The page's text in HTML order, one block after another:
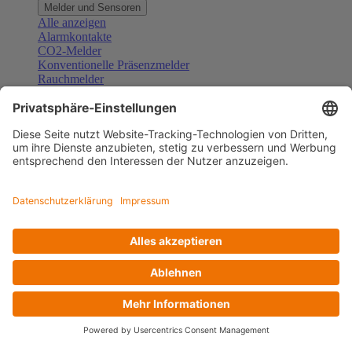
Melder und Sensoren
Alle anzeigen
Alarmkontakte
CO2-Melder
Konventionelle Präsenzmelder
Rauchmelder
Gefahrenmelder
Türsprechanlagen
Alle anzeigen
Außenstationen
Klingeltaster und Gongs
Sprechanlagen-Sets
Zubehör Türkommunikation
Videoüberwachung
Zubehör Videoüberwachung
Alle anzeigen